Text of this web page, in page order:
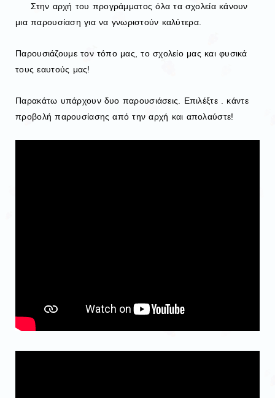
Στην αρχή του προγράμματος όλα τα σχολεία κάνουν
μια παρουσίαση για να γνωριστούν καλύτερα.
Παρουσιάζουμε τον τόπο μας, το σχολείο μας και φυσικά
τους εαυτούς μας!
Παρακάτω υπάρχουν δυο παρουσιάσεις. Επιλέξτε . κάντε
προβολή παρουσίασης από την αρχή και απολαύστε!